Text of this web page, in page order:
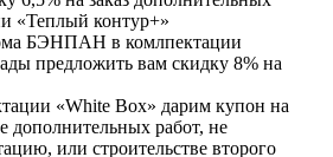
«Теплый контур+»
БЭНПАН в комлпектации
предложить вам скидку 8% на
«White Box» дарим купон на
дополнительных работ, не
или строительстве второго